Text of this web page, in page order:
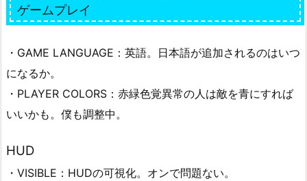
ゲームプレイ
・GAME LANGUAGE：英語。日本語が追加されるのはいつ
になるか。
・PLAYER COLORS：赤緑色覚異常の人は敵を青にすれば
いいかも。僕も調整中。
HUD
・VISIBLE：HUDの可視化。オンで問題ない。